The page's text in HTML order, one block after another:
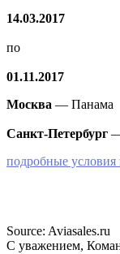
14.03.2017
по
01.11.2017
Москва — Панама
Санкт-Петербург
подробные условия
Source: Aviasales.ru
С уважением,